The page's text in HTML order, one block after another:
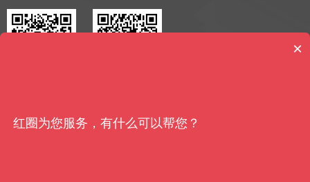
公司介绍
×
红圈为您服务，有什么可以帮您？